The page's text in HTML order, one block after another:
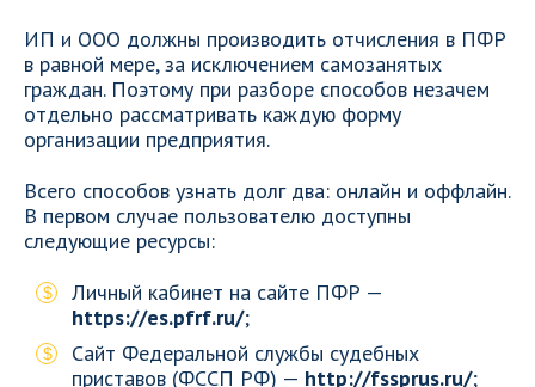
ИП и ООО должны производить отчисления в ПФР
в равной мере, за исключением самозанятых
граждан. Поэтому при разборе способов незачем
отдельно рассматривать каждую форму
организации предприятия.
Всего способов узнать долг два: онлайн и оффлайн.
В первом случае пользователю доступны
следующие ресурсы:
Личный кабинет на сайте ПФР —
https://es.pfrf.ru/;
Сайт Федеральной службы судебных
приставов (ФССП РФ) — http://fssprus.ru/;